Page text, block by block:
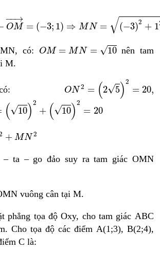
−
−→
OM = (−3; 1) ⇒ MN = √(−3)2 + 1
M→ =10
có: OM = MN = √10
O M= N=10
nên tam
M.
ON 2 = (2√5)2
= 20,
2 20,
(√10)2
+ (√10)2
= 20
+10 = 20
+ MN 2
2
ta – go đảo suy ra tam giác OMN
vuông cân tại M.
phẳng tọa độ Oxy, cho tam giác ABC
Cho tọa độ các điểm A(1;3), B(2;4),
C là: